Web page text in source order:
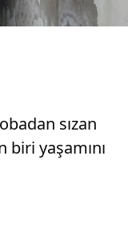
sızan
yaşamını